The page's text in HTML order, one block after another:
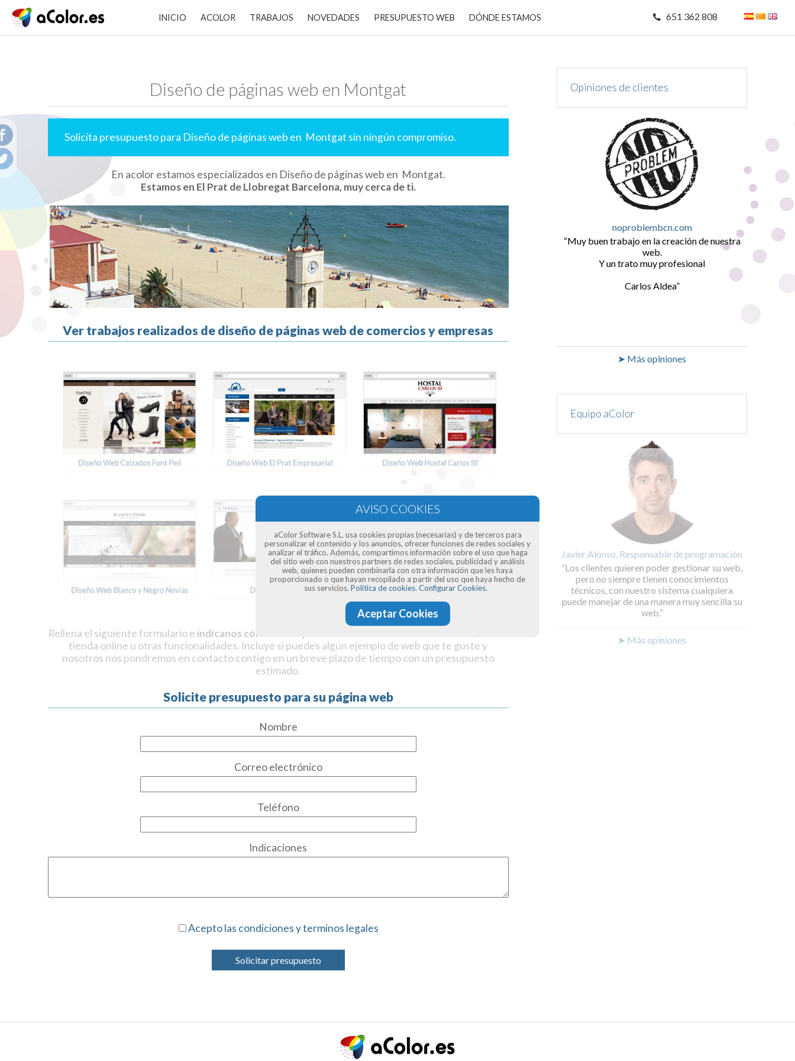
INICIO ACOLOR TRABAJOS NOVEDADES PRESUPUESTO WEB DÓNDE ESTAMOS 651 362 808
Diseño de páginas web en Montgat
Solicita presupuesto para Diseño de páginas web en Montgat sin ningún compromiso.
En acolor estamos especializados en Diseño de páginas web en Montgat.
Estamos en El Prat de Llobregat Barcelona, muy cerca de ti.
Ver trabajos realizados de diseño de páginas web de comercios y empresas
Rellena el siguiente formulario e indícanos cómo tiene que ser tu web
tienda online u otras funcionalidades. Incluye si puedes algún ejemplo de web que te guste y
nosotros nos pondremos en contacto contigo en un breve plazo de tiempo con un presupuesto
estimado.
Solicite presupuesto para su página web
Nombre
Correo electrónico
Teléfono
Indicaciones
Acepto las condiciones y terminos legales
Solicitar presupuesto
Opiniones de clientes
noproblembcn.com
Muy buen trabajo en la creación de nuestra
web.
Y un trato muy profesional
Carlos Aldea
➤ Más opiniones
Equipo aColor
Javier Alonso, Responsable de programación
Los clientes quieren poder gestionar su web,
pero no siempre tienen conocimientos
técnicos, con nuestro sistema cualquiera
puede manejar de una manera muy sencilla su
web.
➤ Más opiniones
aColor Software S.L. usa cookies propias (necesarias) y de terceros para
personalizar el contenido y los anuncios, ofrecer funciones de redes sociales y
analizar el tráfico. Además, compartimos información sobre el uso que haga
del sitio web con nuestros partners de redes sociales, publicidad y análisis
web, quienes pueden combinarla con otra información que les haya
proporcionado o que hayan recopilado a partir del uso que haya hecho de
sus servicios. Política de cookies. Configurar Cookies.
Aceptar Cookies